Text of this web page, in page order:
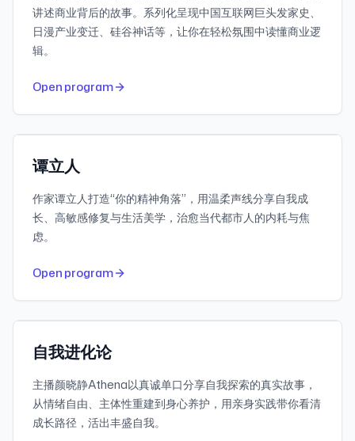
讲述商业背后的故事。系列化呈现中国互联网巨头发家史、
日漫产业变迁、硅谷神话等，让你在轻松氛围中读懂商业逻
辑。
Open program
小宇宙
谭立人
作家谭立人打造“你的精神角落”，用温柔声线分享自我成
长、高敏感修复与生活美学，治愈当代都市人的内耗与焦
虑。
Open program
小宇宙 Featured
自我进化论
主播颜晓静Athena以真诚单口分享自我探索的真实故事，
从情绪自由、主体性重建到身心养护，用亲身实践带你看清
成长路径，活出丰盛自我。